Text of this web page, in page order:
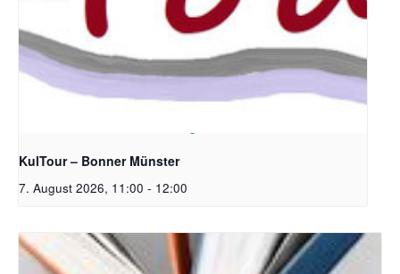
KulTour – Bonner Münster
7. August 2026, 11:00 - 12:00